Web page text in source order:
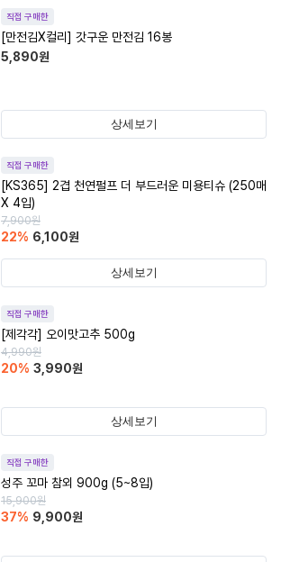
직접 구매한
[만전김X컬리] 갓구운 만전김 16봉
5,890원
상세보기
직접 구매한
[KS365] 2겹 천연펄프 더 부드러운 미용티슈 (250매
X 4입)
7,900원
22% 6,100원
상세보기
직접 구매한
[제각각] 오이맛고추 500g
4,990원
20% 3,990원
상세보기
직접 구매한
성주 꼬마 참외 900g (5~8입)
15,900원
37% 9,900원